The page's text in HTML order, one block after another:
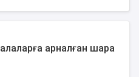
арналған шара